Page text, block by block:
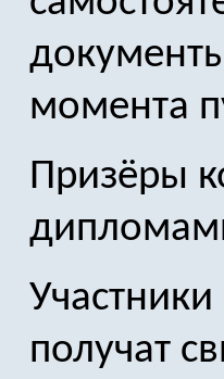
момента
Призёры
получат